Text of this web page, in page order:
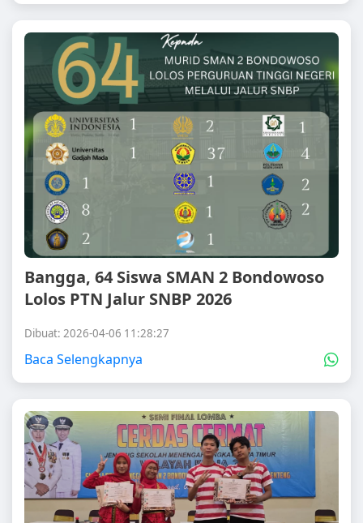
Bangga, 64 Siswa SMAN 2 Bondowoso
Lolos PTN Jalur SNBP 2026
Dibuat: 2026-04-06 11:28:27
Baca Selengkapnya